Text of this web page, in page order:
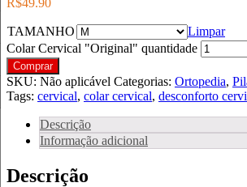
TAMANHO
Limpar
Colar Cervical "Original" quantidade
Comprar
SKU: Não aplicável Categorias: Ortopedia,
Tags: cervical, colar cervical, desconforto
Descrição
Informação adicional
Descrição